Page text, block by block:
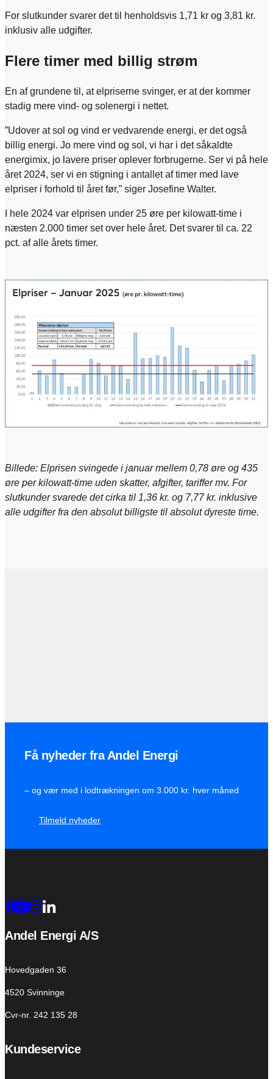
For slutkunder svarer det til henholdsvis 1,71 kr og 3,81 kr.
inklusiv alle udgifter.
Flere timer med billig strøm
En af grundene til, at elpriserne svinger, er at der kommer
stadig mere vind- og solenergi i nettet.
”Udover at sol og vind er vedvarende energi, er det også
billig energi. Jo mere vind og sol, vi har i det såkaldte
energimix, jo lavere priser oplever forbrugerne. Ser vi på hele
året 2024, ser vi en stigning i antallet af timer med lave
elpriser i forhold til året før,” siger Josefine Walter.
I hele 2024 var elprisen under 25 øre per kilowatt-time i
næsten 2.000 timer set over hele året. Det svarer til ca. 22
pct. af alle årets timer.
Billede: Elprisen svingede i januar mellem 0,78 øre og 435
øre per kilowatt-time uden skatter, afgifter, tariffer mv. For
slutkunder svarede det cirka til 1,36 kr. og 7,77 kr. inklusive
alle udgifter fra den absolut billigste til absolut dyreste time.
Få nyheder fra Andel Energi
– og vær med i lodtrækningen om 3.000 kr. hver måned
Tilmeld nyheder
Andel Energi A/S
Hovedgaden 36
4520 Svinninge
Cvr-nr. 242 135 28
Kundeservice